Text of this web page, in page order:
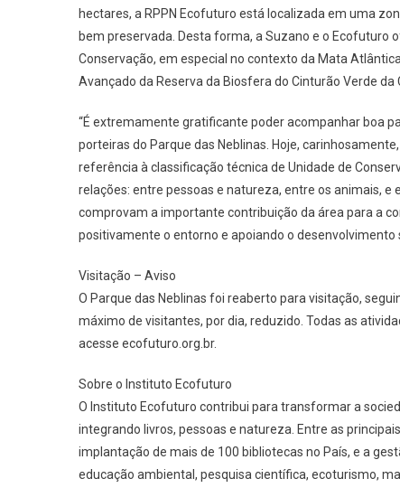
hectares, a RPPN Ecofuturo está localizada em uma
bem preservada. Desta forma, a Suzano e o
Conservação, em especial no contexto da Mata
Avançado da Reserva da Biosfera do Cinturão Verde da
“É extremamente gratificante poder acompanhar boa
porteiras do Parque das Neblinas. Hoje,
referência à classificação técnica de Unidade de
relações: entre pessoas e natureza, entre os animais,
comprovam a importante contribuição da área para a
positivamente o entorno e apoiando o desenvolvimento
Visitação – Aviso
O Parque das Neblinas foi reaberto para visitação,
máximo de visitantes, por dia, reduzido. Todas as
acesse ecofuturo.org.br.
Sobre o Instituto Ecofuturo
O Instituto Ecofuturo contribui para transformar a
integrando livros, pessoas e natureza. Entre as
implantação de mais de 100 bibliotecas no País, e a
educação ambiental, pesquisa científica, ecoturismo,